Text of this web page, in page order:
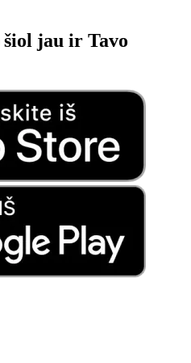
šiol jau ir Tavo